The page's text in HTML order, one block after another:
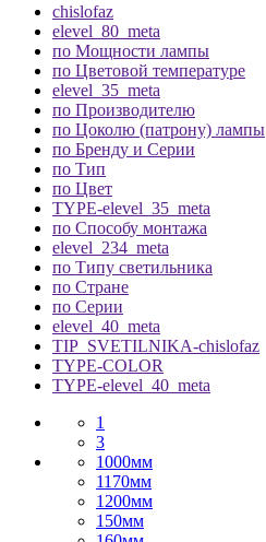
chislofaz
elevel_80_meta
по Мощности лампы
по Цветовой температуре
elevel_35_meta
по Производителю
по Цоколю (патрону) лампы
по Бренду и Серии
по Тип
по Цвет
TYPE-elevel_35_meta
по Способу монтажа
elevel_234_meta
по Типу светильника
по Стране
по Серии
elevel_40_meta
TIP_SVETILNIKA-chislofaz
TYPE-COLOR
TYPE-elevel_40_meta
1
3
1000мм
1170мм
1200мм
150мм